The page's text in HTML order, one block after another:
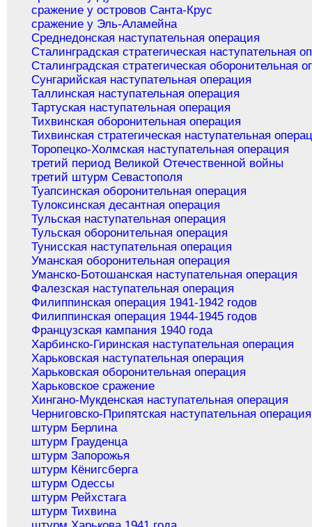
сражение у островов Санта-Крус
сражение у Эль-Аламейна
Среднедонская наступательная операция
Сталинградская стратегическая наступательная
Сталинградская стратегическая оборонительная
Сунгарийская наступательная операция
Таллинская наступательная операция
Тартуская наступательная операция
Тихвинская оборонительная операция
Тихвинская стратегическая наступательная
Торопецко-Холмская наступательная операция
третий период Великой Отечественной войны
третий штурм Севастополя
Туапсинская оборонительная операция
Тулоксинская десантная операция
Тульская наступательная операция
Тульская оборонительная операция
Тунисская наступательная операция
Уманская оборонительная операция
Уманско-Ботошанская наступательная операция
Фалезская наступательная операция
Филиппинская операция 1941-1942 годов
Филиппинская операция 1944-1945 годов
Французская кампания 1940 года
Харбинско-Гиринская наступательная операция
Харьковская наступательная операция
Харьковская оборонительная операция
Харьковское сражение
Хингано-Мукденская наступательная операция
Черниговско-Припятская наступательная операция
штурм Берлина
штурм Грауденца
штурм Запорожья
штурм Кёнигсберга
штурм Одессы
штурм Рейхстага
штурм Тихвина